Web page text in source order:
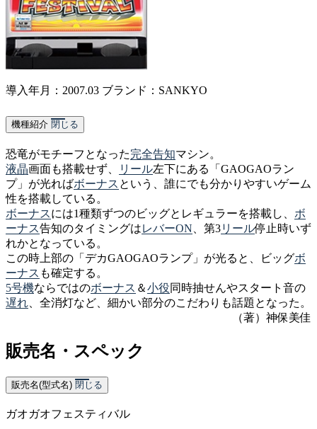
導入年月：2007.03 ブランド：SANKYO
機種紹介 閉じる
恐竜がモチーフとなった完全告知マシン。
液晶画面も搭載せず、 リール左下にある「GAOGAOラン
プ」が光ればボーナス という、誰にでも分かりやすいゲーム
性を搭載している。
ボーナスには1種類ずつのビッグとレギュラーを搭載し、 ボ
ーナス告知のタイミングはレバーON 、第3リール停止時いず
れかとなっている。
この時上部の「デカGAOGAOランプ」が光ると、
ビッグボ
ーナス も確定する。
5号機ならではのボーナス ＆小役同時抽せんやスタート音の
遅れ 、全消灯など、細かい部分のこだわりも話題となった。
（著）神保美佳
販売名・スペック
販売名(型式名) 閉じる
ガオガオフェスティバル